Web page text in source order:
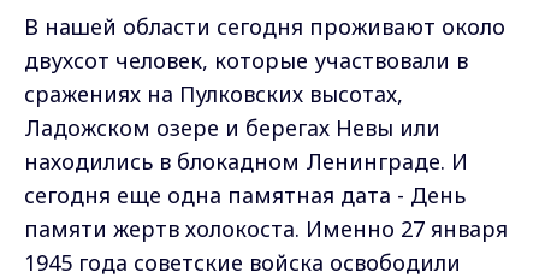
В нашей области сегодня проживают около
двухсот человек, которые участвовали в
сражениях на Пулковских высотах,
Ладожском озере и берегах Невы или
находились в блокадном Ленинграде. И
сегодня еще одна памятная дата - День
памяти жертв холокоста. Именно 27 января
1945 года советские войска освободили